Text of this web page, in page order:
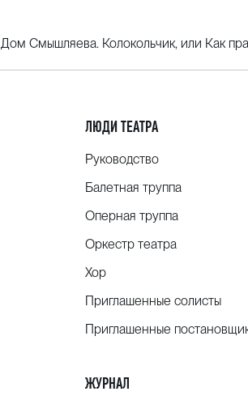
Дом Смышляева. Колокольчик, или Как
ЛЮДИ ТЕАТРА
Руководство
Балетная труппа
Оперная труппа
Оркестр театра
Хор
Приглашенные солисты
Приглашенные
ЖУРНАЛ